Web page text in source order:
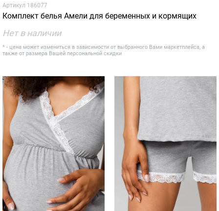
Артикул 186077
Комплект белья Амели для беременных и кормящих
Нет в наличии
* - цена может измениться в зависимости от выбранного Вами маркетплейса, а
также от размера Вашей персональной скидки